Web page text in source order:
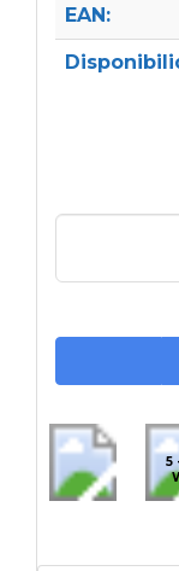
EAN:
5